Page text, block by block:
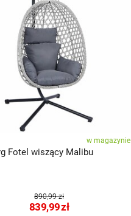
w magazynie
Fotel wiszący Malibu
890,99 zł
839,99zł